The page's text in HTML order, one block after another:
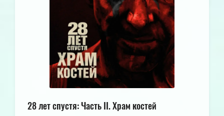
28 лет спустя: Часть II. Храм костей